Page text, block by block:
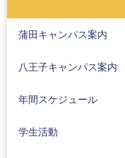
蒲田キャンパス案内
蒲田キャンパス
蒲田キャンパスの交
京急蒲田駅から蒲
八王子キャンパス案内
スクールバスのご案
スクールバス時刻表
年間スケジュール
学生活動